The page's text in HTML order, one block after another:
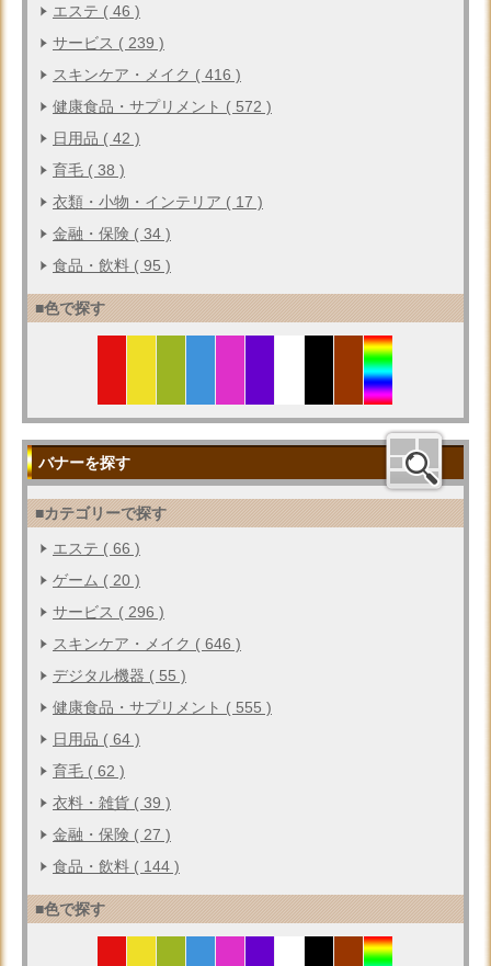
エステ ( 46 )
サービス ( 239 )
スキンケア・メイク ( 416 )
健康食品・サプリメント ( 572 )
日用品 ( 42 )
育毛 ( 38 )
衣類・小物・インテリア ( 17 )
金融・保険 ( 34 )
食品・飲料 ( 95 )
■色で探す
バナーを探す
■カテゴリーで探す
エステ ( 66 )
ゲーム ( 20 )
サービス ( 296 )
スキンケア・メイク ( 646 )
デジタル機器 ( 55 )
健康食品・サプリメント ( 555 )
日用品 ( 64 )
育毛 ( 62 )
衣料・雑貨 ( 39 )
金融・保険 ( 27 )
食品・飲料 ( 144 )
■色で探す